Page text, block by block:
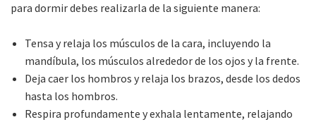
para dormir debes realizarla de la siguiente manera:
Tensa y relaja los músculos de la cara, incluyendo la
mandíbula, los músculos alrededor de los ojos y la frente.
Deja caer los hombros y relaja los brazos, desde los dedos
hasta los hombros.
Respira profundamente y exhala lentamente, relajando